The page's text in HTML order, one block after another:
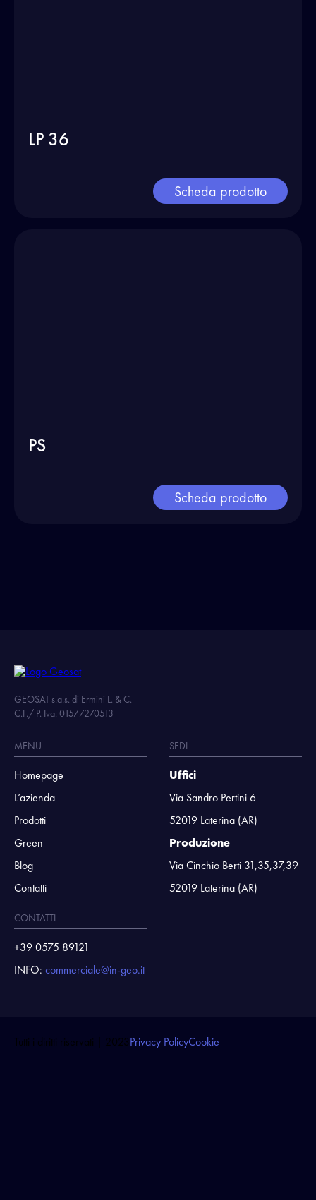
LP 36
Scheda prodotto
PS
Scheda prodotto
GEOSAT s.a.s. di Ermini L. & C.
C.F./ P. Iva: 01577270513
MENU
Homepage
L’azienda
Prodotti
Green
Blog
Contatti
SEDI
Uffici
Via Sandro Pertini 6
52019 Laterina (AR)
Produzione
Via Cinchio Berti 31,35,37,39
52019 Laterina (AR)
CONTATTI
+39 0575 89121
INFO: commerciale@in-geo.it
Tutti i diritti riservati | 2023Privacy PolicyCookie